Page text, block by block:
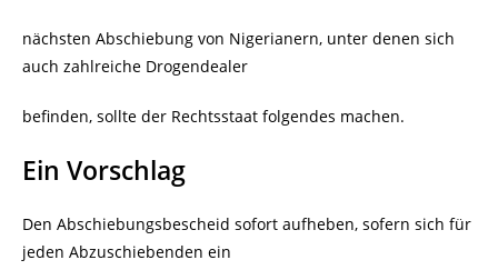
nächsten Abschiebung von Nigerianern, unter denen sich
auch zahlreiche Drogendealer
befinden, sollte der Rechtsstaat folgendes machen.
Ein Vorschlag
Den Abschiebungsbescheid sofort aufheben, sofern sich für
jeden Abzuschiebenden ein